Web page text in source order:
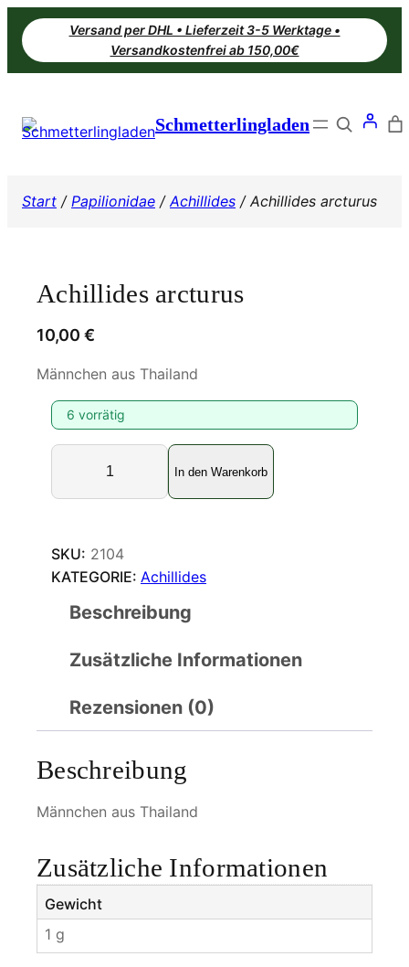
Zum
Inhalt
springen
Versand per DHL • Lieferzeit 3-5 Werktage •
Versandkostenfrei ab 150,00€
Schmetterlingladen Search
Start / Papilionidae /Achillides / Achillides arcturus
Achillides arcturus
10,00 €
Männchen aus Thailand
6 vorrätig
A
h
l
l
c
u
u
M
e
n
g
e
In den Warenkorb
SKU: 2104
KATEGORIE: Achillides
Beschreibung
Zusätzliche Informationen
Rezensionen (0)
Beschreibung
Männchen aus Thailand
Zusätzliche Informationen
Gewicht
1 g